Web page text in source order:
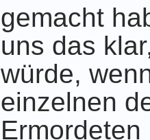
gemacht
uns das
würde,
einzelnen